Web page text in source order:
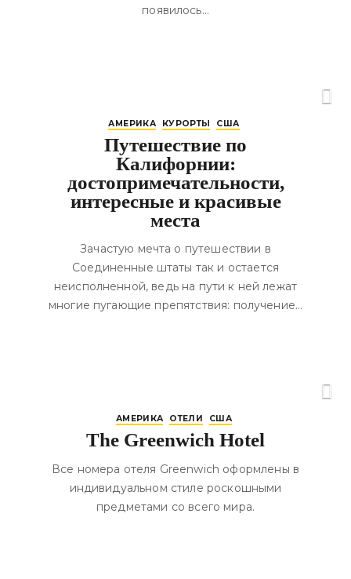
появилось…
АМЕРИКА КУРОРТЫ США
Путешествие по
Калифорнии:
достопримечательности,
интересные и красивые
места
Зачастую мечта о путешествии в
Соединенные штаты так и остается
неисполненной, ведь на пути к ней лежат
многие пугающие препятствия: получение…
АМЕРИКА ОТЕЛИ США
The Greenwich Hotel
Все номера отеля Greenwich оформлены в
индивидуальном стиле роскошными
предметами со всего мира.